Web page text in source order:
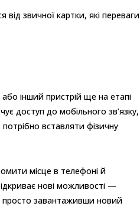
від звичної картки, які переваги
інший пристрій ще на етапі
доступ до мобільного зв’язку,
потрібно вставляти фізичну
місце в телефоні й
нові можливості —
просто завантаживши новий